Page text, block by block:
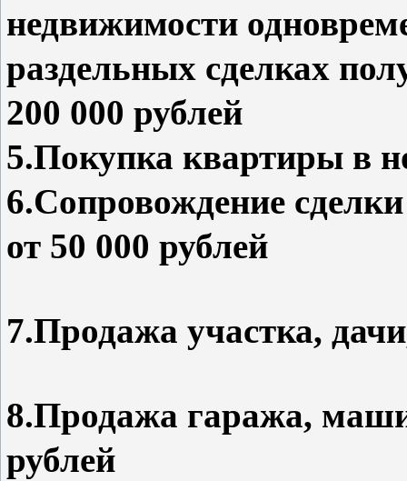
недвижимости
раздельных сделках
200 000
5.Покупка квартиры в
6.Сопровождение
от 50 000 рублей
7.Продажа участка,
8.Продажа гаража,
рублей